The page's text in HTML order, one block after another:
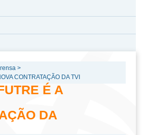
>
CONTRATAÇÃO DA TVI
É A
DA